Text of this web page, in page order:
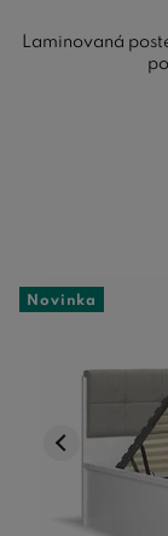
Laminovaná
Novinka